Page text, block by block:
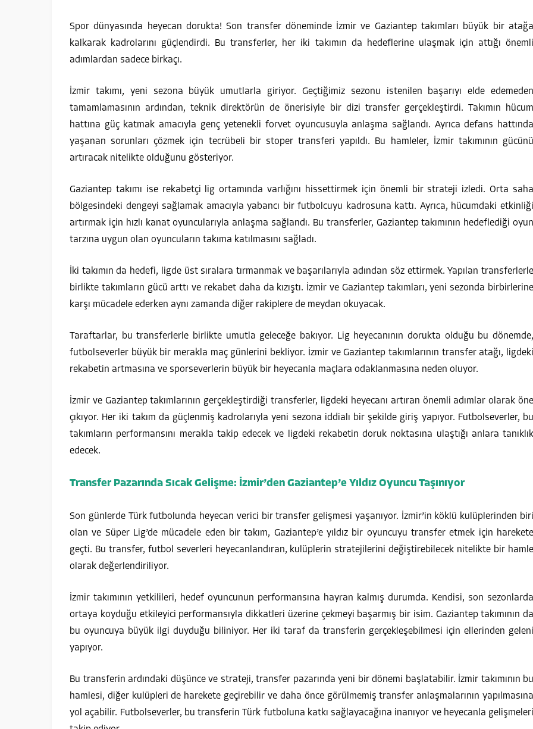
Spor dünyasında heyecan dorukta! Son transfer döneminde İzmir ve Gaziantep takımları büyük bir atağa
kalkarak kadrolarını güçlendirdi. Bu transferler, her iki takımın da hedeflerine ulaşmak için attığı önemli
adımlardan sadece birkaçı.
İzmir takımı, yeni sezona büyük umutlarla giriyor. Geçtiğimiz sezonu istenilen başarıyı elde edemeden
tamamlamasının ardından, teknik direktörün de önerisiyle bir dizi transfer gerçekleştirdi. Takımın hücum
hattına güç katmak amacıyla genç yetenekli forvet oyuncusuyla anlaşma sağlandı. Ayrıca defans hattında
yaşanan sorunları çözmek için tecrübeli bir stoper transferi yapıldı. Bu hamleler, İzmir takımının gücünü
artıracak nitelikte olduğunu gösteriyor.
Gaziantep takımı ise rekabetçi lig ortamında varlığını hissettirmek için önemli bir strateji izledi. Orta saha
bölgesindeki dengeyi sağlamak amacıyla yabancı bir futbolcuyu kadrosuna kattı. Ayrıca, hücumdaki etkinliği
artırmak için hızlı kanat oyuncularıyla anlaşma sağlandı. Bu transferler, Gaziantep takımının hedeflediği oyun
tarzına uygun olan oyuncuların takıma katılmasını sağladı.
İki takımın da hedefi, ligde üst sıralara tırmanmak ve başarılarıyla adından söz ettirmek. Yapılan transferlerle
birlikte takımların gücü arttı ve rekabet daha da kızıştı. İzmir ve Gaziantep takımları, yeni sezonda birbirlerine
karşı mücadele ederken aynı zamanda diğer rakiplere de meydan okuyacak.
Taraftarlar, bu transferlerle birlikte umutla geleceğe bakıyor. Lig heyecanının dorukta olduğu bu dönemde,
futbolseverler büyük bir merakla maç günlerini bekliyor. İzmir ve Gaziantep takımlarının transfer atağı, ligdeki
rekabetin artmasına ve sporseverlerin büyük bir heyecanla maçlara odaklanmasına neden oluyor.
İzmir ve Gaziantep takımlarının gerçekleştirdiği transferler, ligdeki heyecanı artıran önemli adımlar olarak öne
çıkıyor. Her iki takım da güçlenmiş kadrolarıyla yeni sezona iddialı bir şekilde giriş yapıyor. Futbolseverler, bu
takımların performansını merakla takip edecek ve ligdeki rekabetin doruk noktasına ulaştığı anlara tanıklık
edecek.
Transfer Pazarında Sıcak Gelişme: İzmir’den Gaziantep’e Yıldız Oyuncu Taşınıyor
Son günlerde Türk futbolunda heyecan verici bir transfer gelişmesi yaşanıyor. İzmir’in köklü kulüplerinden biri
olan ve Süper Lig’de mücadele eden bir takım, Gaziantep’e yıldız bir oyuncuyu transfer etmek için harekete
geçti. Bu transfer, futbol severleri heyecanlandıran, kulüplerin stratejilerini değiştirebilecek nitelikte bir hamle
olarak değerlendiriliyor.
İzmir takımının yetkilileri, hedef oyuncunun performansına hayran kalmış durumda. Kendisi, son sezonlarda
ortaya koyduğu etkileyici performansıyla dikkatleri üzerine çekmeyi başarmış bir isim. Gaziantep takımının da
bu oyuncuya büyük ilgi duyduğu biliniyor. Her iki taraf da transferin gerçekleşebilmesi için ellerinden geleni
yapıyor.
Bu transferin ardındaki düşünce ve strateji, transfer pazarında yeni bir dönemi başlatabilir. İzmir takımının bu
hamlesi, diğer kulüpleri de harekete geçirebilir ve daha önce görülmemiş transfer anlaşmalarının yapılmasına
yol açabilir. Futbolseverler, bu transferin Türk futboluna katkı sağlayacağına inanıyor ve heyecanla gelişmeleri